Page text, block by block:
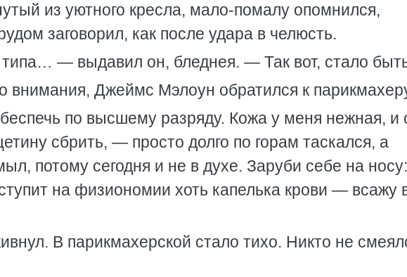
из уютного кресла, мало-помалу опомнился,
заговорил, как после удара в челюсть.
— выдавил он, бледнея. — Так вот, стало
внимания, Джеймс Мэлоун обратился к
по высшему разряду. Кожа у меня нежная, и
сбрить, — просто долго по горам таскался, а
потому сегодня и не в духе. Заруби себе на носу:
на физиономии хоть капелька крови — всажу
В парикмахерской стало тихо. Никто не